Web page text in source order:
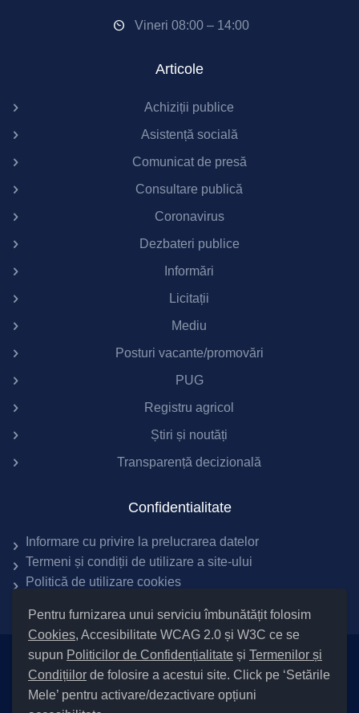
Pentru furnizarea unui serviciu îmbunătățit folosim
Cookies, Accesibilitate WCAG 2.0 și W3C ce se
supun Politicilor de Confidențialitate și Termenilor și
Condițiilor de folosire a acestui site. Click pe ‘Setările
Mele’ pentru activare/dezactivare opțiuni
Vineri 08:00 – 14:00
Articole
Achiziții publice
Asistență socială
Comunicat de presă
Consultare publică
Coronavirus
Dezbateri publice
Informări
Licitații
Mediu
Posturi vacante/promovări
PUG
Registru agricol
Știri și noutăți
Transparență decizională
Confidentialitate
Informare cu privire la prelucrarea datelor
Termeni și condiții de utilizare a site-ului
Politică de utilizare cookies
Setări Cookies și Accesibilitate
Informare cu privire la prelucrarea datelor|
Politică de utilizare
| Termeni și condiții de utilizare a site-ului